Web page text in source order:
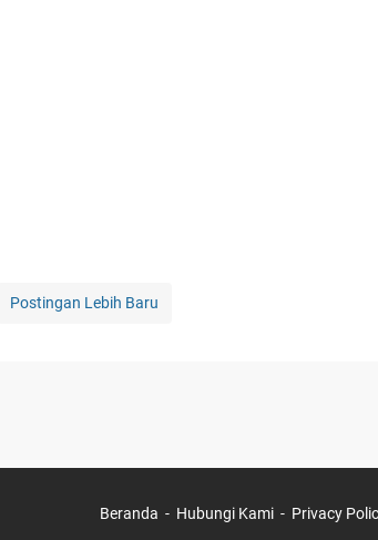
Postingan Lebih Baru
Beranda Hubungi Kami Privacy